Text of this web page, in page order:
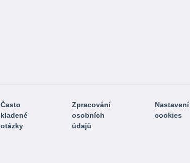
Často
kladené
otázky
Zpracování
osobních
údajů
Nastavení
cookies